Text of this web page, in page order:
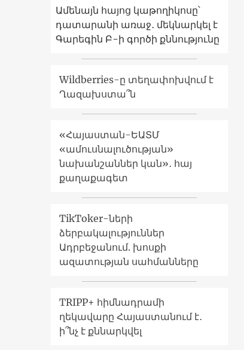
Ամենայն հայոց կաթողիկոսը՝
դատարանի առաջ․ մեկնարկել է
Գարեգին Բ-ի գործի քննությունը
Wildberries-ը տեղափոխվում է
Ղազախստա՞ն
«Հայաստան-ԵԱՏՄ
«ամուսնալուծության»
նախանշաններ կան»․ հայ
քաղաքագետ
TikToker-ների
ձերբակալություններ
Ադրբեջանում. խոսքի
ազատության սահմանները
TRIPP+ հիմնադրամի
ղեկավարը Հայաստանում է․
ի՞նչ է քննարկվել